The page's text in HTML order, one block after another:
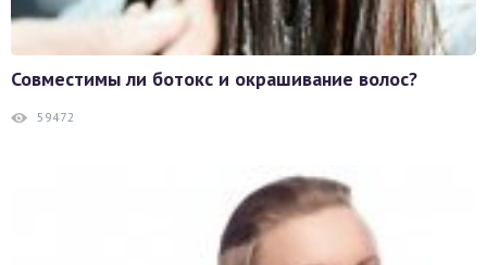
Совместимы ли ботокс и окрашивание волос?
59472